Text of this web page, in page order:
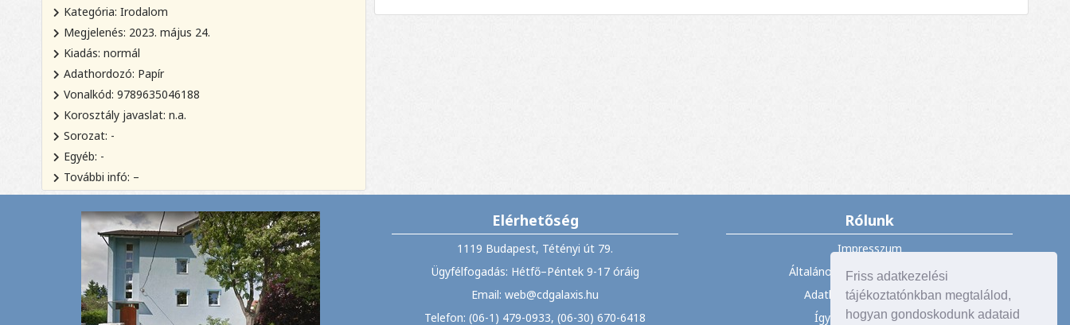
Friss adatkezelési
tájékoztatónkban megtalálod,
hogyan gondoskodunk adataid
Kategória: Irodalom
Megjelenés: 2023. május 24.
Kiadás: normál
Adathordozó: Papír
Vonalkód: 9789635046188
Korosztály javaslat: n.a.
Sorozat: -
Egyéb: -
További infó: –
Elérhetőség
1119 Budapest, Tétényi út 79.
Ügyfélfogadás: Hétfő–Péntek 9-17 óráig
Email: web@cdgalaxis.hu
Telefon: (06-1) 479-0933, (06-30) 670-6418
Rólunk
Impresszum
Általános Szerződési Feltételek
Adatkezelési tájékoztató
Így vásárolhat nálunk